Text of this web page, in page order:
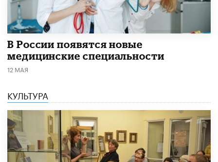
В России появятся новые
медицинские специальности
12 МАЯ
КУЛЬТУРА